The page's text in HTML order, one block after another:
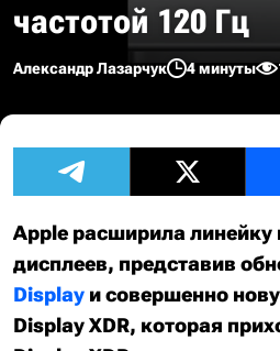
частотой 120 Гц
Александр Лазарчук 4 минуты
Apple расширила
дисплеев, представив
Display и совершенно
Display XDR, которая